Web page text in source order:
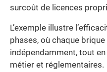
surcoût de licences
L’exemple illustre
phases, où chaque
indépendamment, tout
métier et réglementaires.